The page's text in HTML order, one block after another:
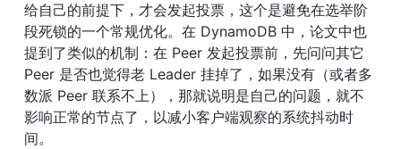
给自己的前提下，才会发起投票，这个是避免在选举阶
段死锁的一个常规优化。在 DynamoDB 中，论文中也
提到了类似的机制：在 Peer 发起投票前，先问问其它
Peer 是否也觉得老 Leader 挂掉了，如果没有（或者多
数派 Peer 联系不上），那就说明是自己的问题，就不
影响正常的节点了，以减小客户端观察的系统抖动时
间。